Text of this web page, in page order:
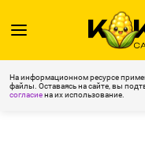
На информационном ресурсе
файлы. Оставаясь на сайте, вы
согласиена их использование.